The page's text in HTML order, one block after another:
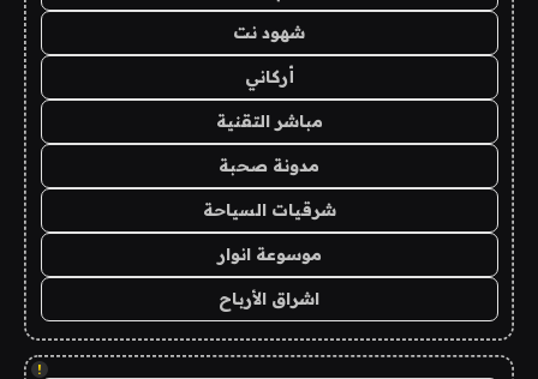
شهود نت
أركاني
مباشر التقنية
مدونة صحبة
شرقيات السياحة
موسوعة انوار
اشراق الأرباح
!